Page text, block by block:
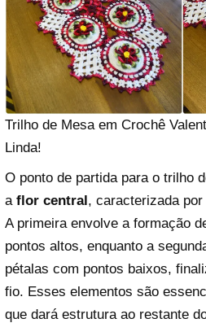
Trilho de Mesa em Crochê
Linda!
O ponto de partida para o trilho
a flor central, caracterizada
A primeira envolve a formação
pontos altos, enquanto a
pétalas com pontos baixos,
fio. Esses elementos são
que dará estrutura ao restante